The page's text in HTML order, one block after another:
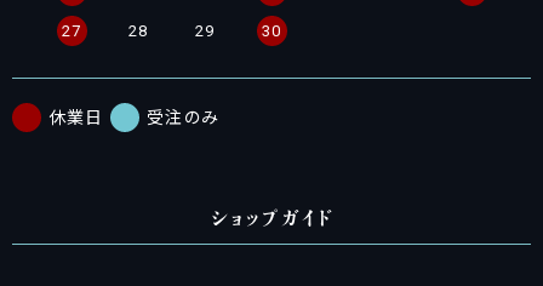
27 28 29 30
休業日 受注のみ
ショップガイド